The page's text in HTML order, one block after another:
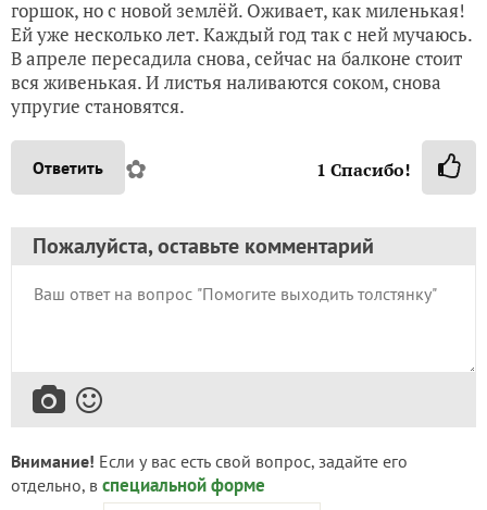
горшок, но с новой землёй. Оживает, как миленькая!
Ей уже несколько лет. Каждый год так с ней мучаюсь.
В апреле пересадила снова, сейчас на балконе стоит
вся живенькая. И листья наливаются соком, снова
упругие становятся.
Ответить ✿ 1 Спасибо!
Пожалуйста, оставьте комментарий
Внимание! Если у вас есть свой вопрос, задайте его
отдельно, в специальной форме